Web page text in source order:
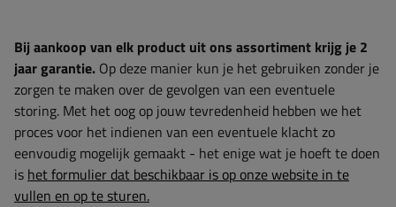
Bij aankoop van elk product uit ons assortiment krijg je 2
jaar garantie. Op deze manier kun je het gebruiken zonder je
zorgen te maken over de gevolgen van een eventuele
storing. Met het oog op jouw tevredenheid hebben we het
proces voor het indienen van een eventuele klacht zo
eenvoudig mogelijk gemaakt - het enige wat je hoeft te doen
is het formulier dat beschikbaar is op onze website in te
vullen en op te sturen.